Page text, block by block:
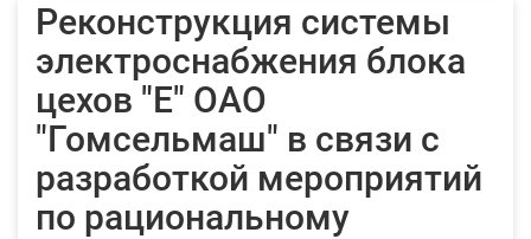
Реконструкция системы
электроснабжения блока
цехов "Е" ОАО
"Гомсельмаш" в связи с
разработкой мероприятий
по рациональному